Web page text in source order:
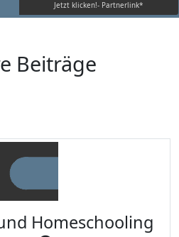
Jetzt klicken!- Partnerlink*
Beiträge
Homeschooling